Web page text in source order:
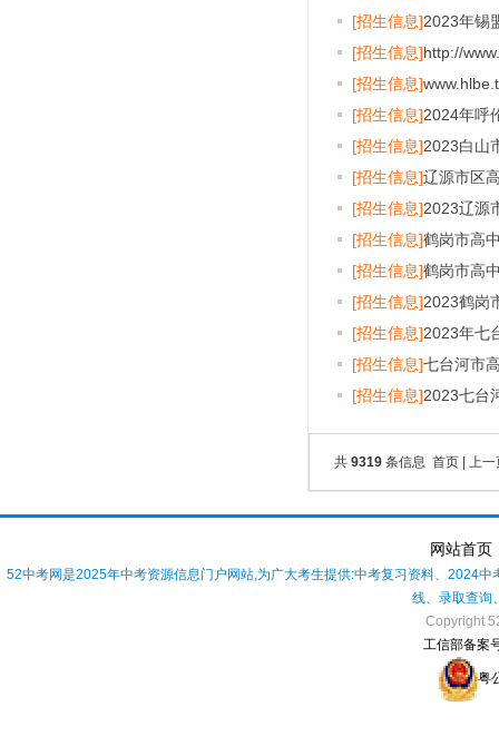
[招生信息]2023年锡
[招生信息]http://
[招生信息]
[招生信息]2024年呼
[招生信息]2023白山
[招生信息]辽源市区
[招生信息]2023辽源
[招生信息]鹤岗市高
[招生信息]鹤岗市高
[招生信息]2023鹤岗
[招生信息]2023年七
[招生信息]七台河市
[招生信息]2023七台
共 9319 条信息 首页 | 上
网站首页
52中考网是2025年中考资源信息门户网站,为广大考生提供:中考复习资料、2024
线、录取查询
Copyright
工信部备案
粤